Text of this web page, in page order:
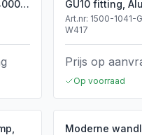
GU10 fitting,
IP65, Corten
Art.nr: 1500-1041-
W417
Prijs op
Op voorraad
Moderne